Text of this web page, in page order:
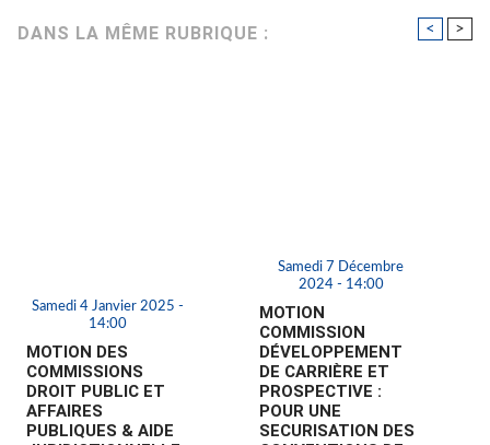
DANS LA MÊME RUBRIQUE : < >
Samedi 4 Janvier 2025 -
14:00
MOTION DES
COMMISSIONS
DROIT PUBLIC ET
AFFAIRES
PUBLIQUES & AIDE
Samedi 7 Décembre
2024 - 14:00
MOTION
COMMISSION
DÉVELOPPEMENT
DE CARRIÈRE ET
PROSPECTIVE :
POUR UNE
SECURISATION DES